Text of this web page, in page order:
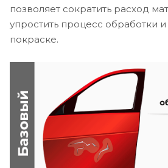
позволяет сократить расход
упростить процесс обработки
покраске.